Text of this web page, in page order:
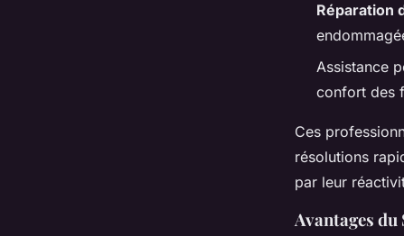
Réparation
Assistance
confort des
Ces
résolutions
par leur
Avantages du